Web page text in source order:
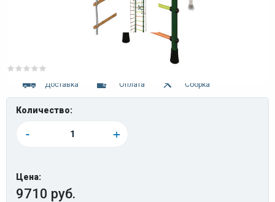
Доставка Оплата Сборка
Количество:
- +
Цена:
9710 руб.